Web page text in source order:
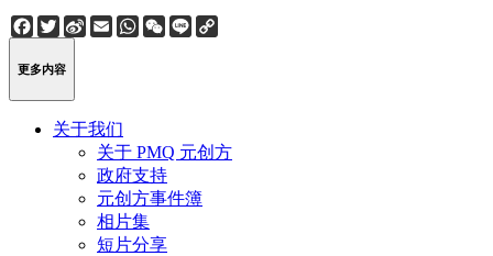
Facebook
Twitter
Sina
Weibo
EmailWhatsApp
WeChat
Line
更多内容
关于我们
关于 PMQ 元创方
政府支持
元创方事件簿
相片集
短片分享